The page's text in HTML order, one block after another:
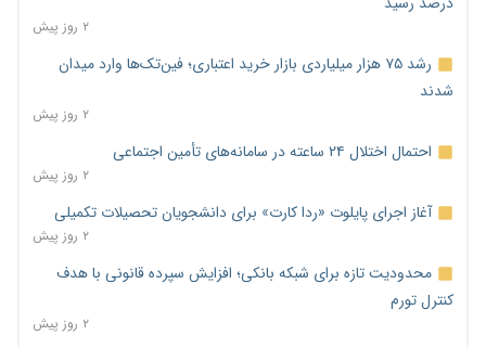
۲ روز پیش
رشد ۷۵ هزار میلیاردی بازار خرید اعتباری؛ فین‌تک‌ها وارد میدان
شدند
۲ روز پیش
احتمال اختلال ۲۴ ساعته در سامانه‌های تأمین اجتماعی
۲ روز پیش
آغاز اجرای پایلوت «ردا کارت» برای دانشجویان تحصیلات تکمیلی
۲ روز پیش
محدودیت تازه برای شبکه بانکی؛ افزایش سپرده قانونی با هدف
کنترل تورم
۲ روز پیش